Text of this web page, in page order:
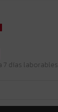
7 días laborables.